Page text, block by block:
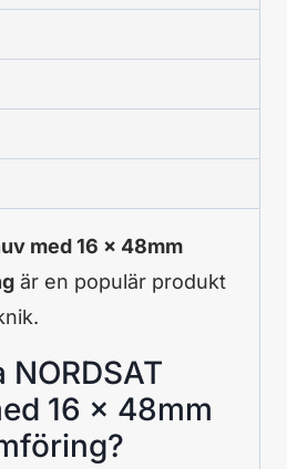
med 16 x 48mm
är en populär produkt
16 x 48mm